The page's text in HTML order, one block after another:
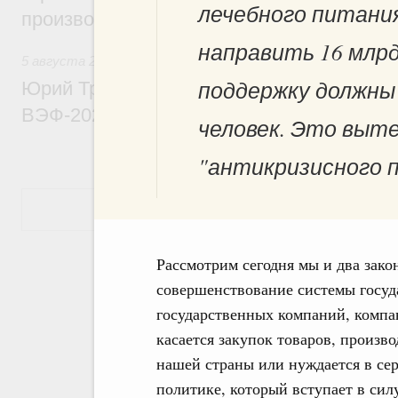
лечебного
направить 16
поддержку
человек. Это
"антикризисного
Рассмотрим сегодня мы и два
совершенствование системы
государственных компаний,
касается закупок товаров,
нашей страны или нуждается в
политике, который вступает в
производительности труда
Общие вопросы развития ДФО
Юрий Трутнев: Опубликована
ВЭФ-2026